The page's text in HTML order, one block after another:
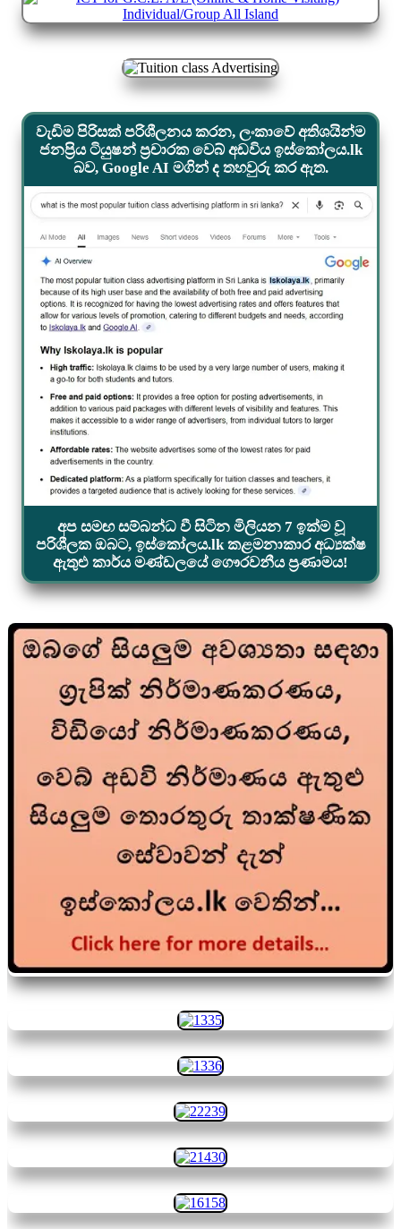
වැඩිම පිරිසක් පරිශීලනය කරන, ලංකාවේ අතිශයින්ම
ජනප්‍රිය ටියුෂන් ප්‍රචාරක වෙබ් අඩවිය ඉස්කෝලය.lk
බව, Google AI මගින් ද තහවුරු කර ඇත.
අප සමඟ සම්බන්ධ වී සිටින මිලියන 7 ඉක්ම වූ
පරිශීලක ඔබට, ඉස්කෝලය.lk කළමනාකාර අධ්‍යක්ෂ
ඇතුළු කාර්ය මණ්ඩලයේ ගෞරවනීය ප්‍රණාමය!